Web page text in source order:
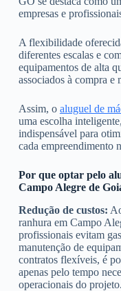
empresas e
A flexibilidade
diferentes escalas e
equipamentos de alta
associados à compra e
Assim, o aluguel de
uma escolha
indispensável para
cada empreendimento
Por que optar pelo
Campo Alegre de
Redução de custos:
ranhura em Campo
profissionais evitam
manutenção de
contratos flexíveis, é
apenas pelo tempo
operacionais do projeto.